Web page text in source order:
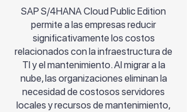
SAP S/4HANA Cloud Public Edition
permite a las empresas reducir
significativamente los costos
relacionados con la infraestructura de
TI y el mantenimiento. Al migrar a la
nube, las organizaciones eliminan la
necesidad de costosos servidores
locales y recursos de mantenimiento,